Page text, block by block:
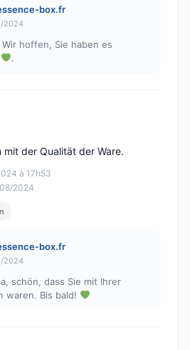
box.fr
2024
Wir hoffen, Sie haben es
.
à 17h53
2024
der Qualität der Ware.
box.fr
2024
schön, dass Sie mit Ihrer
waren. Bis bald!